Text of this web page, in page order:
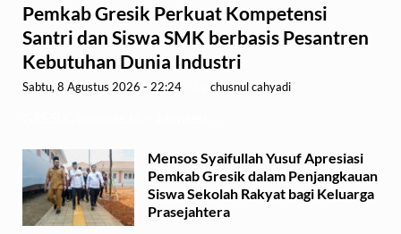
Pemkab Gresik Perkuat Kompetensi
Santri dan Siswa SMK berbasis Pesantren
Kebutuhan Dunia Industri
Sabtu, 8 Agustus 2026 - 22:24 chusnul cahyadi
Mensos Syaifullah Yusuf Apresiasi
Pemkab Gresik dalam Penjangkauan
Siswa Sekolah Rakyat bagi Keluarga
Prasejahtera